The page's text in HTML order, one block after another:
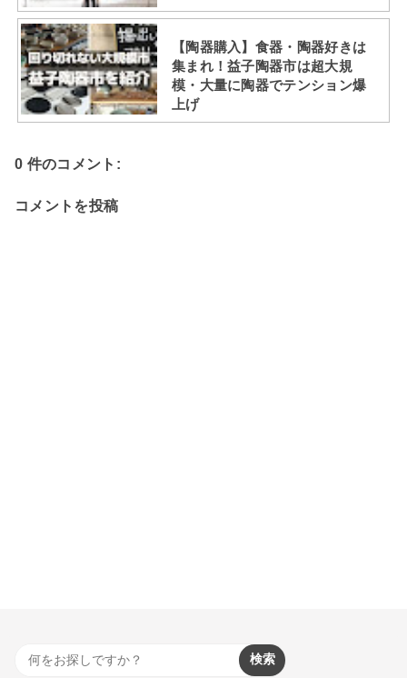
【陶器購入】食器・陶器好きは
集まれ！益子陶器市は超大規
模・大量に陶器でテンション爆
上げ
0 件のコメント:
コメントを投稿